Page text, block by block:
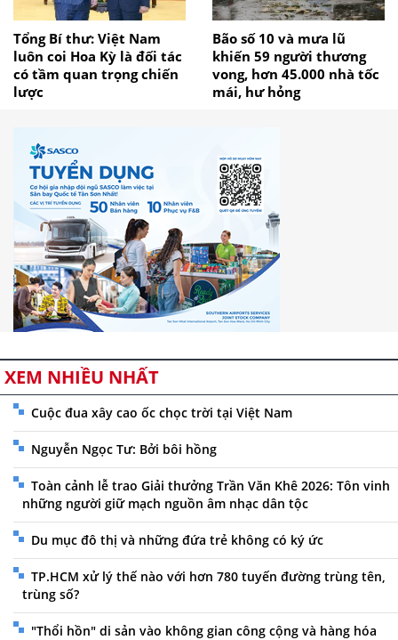
Tổng Bí thư: Việt Nam
luôn coi Hoa Kỳ là đối tác
có tầm quan trọng chiến
lược
Bão số 10 và mưa lũ
khiến 59 người thương
vong, hơn 45.000 nhà tốc
mái, hư hỏng
XEM NHIỀU NHẤT
Cuộc đua xây cao ốc chọc trời tại Việt Nam
Nguyễn Ngọc Tư: Bởi bôi hồng
Toàn cảnh lễ trao Giải thưởng Trần Văn Khê 2026: Tôn vinh
những người giữ mạch nguồn âm nhạc dân tộc
Du mục đô thị và những đứa trẻ không có ký ức
TP.HCM xử lý thế nào với hơn 780 tuyến đường trùng tên,
trùng số?
"Thổi hồn" di sản vào không gian công cộng và hàng hóa